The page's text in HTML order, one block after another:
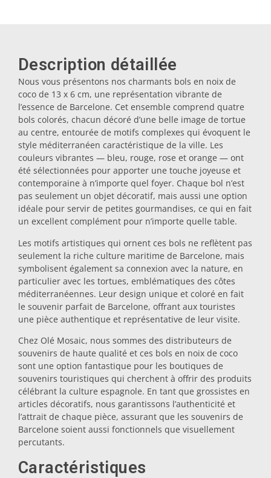
Bouchons
Huiliers
Dessous-de-plat
Verres
Verres à shot
Souvenirs par ville
Souvenirs d'Espagne
Souvenirs du Portugal
Description détaillée
Nous vous présentons nos charmants bols en noix de
coco de 13 x 6 cm, une représentation vibrante de
l’essence de Barcelone. Cet ensemble comprend quatre
bols colorés, chacun décoré d’une belle image de tortue
au centre, entourée de motifs complexes qui évoquent le
style méditerranéen caractéristique de la ville. Les
couleurs vibrantes — bleu, rouge, rose et orange — ont
été sélectionnées pour apporter une touche joyeuse et
contemporaine à n’importe quel foyer. Chaque bol n’est
pas seulement un objet décoratif, mais aussi une option
idéale pour servir de petites gourmandises, ce qui en fait
un excellent complément pour n’importe quelle table.
Les motifs artistiques qui ornent ces bols ne reflètent pas
seulement la riche culture maritime de Barcelone, mais
symbolisent également sa connexion avec la nature, en
particulier avec les tortues, emblématiques des côtes
méditerranéennes. Leur design unique et coloré en fait
le souvenir parfait de Barcelone, offrant aux touristes
une pièce authentique et représentative de leur visite.
Chez Olé Mosaic, nous sommes des distributeurs de
souvenirs de haute qualité et ces bols en noix de coco
sont une option fantastique pour les boutiques de
souvenirs touristiques qui cherchent à offrir des produits
célébrant la culture espagnole. En tant que grossistes en
articles décoratifs, nous garantissons l’authenticité et
l’attrait de chaque pièce, assurant que les souvenirs de
Barcelone soient aussi fonctionnels que visuellement
percutants.
Caractéristiques